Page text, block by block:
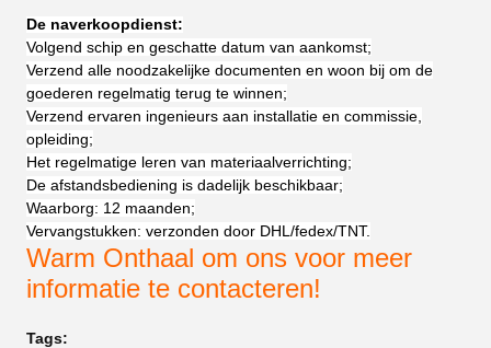
De naverkoopdienst:
Volgend schip en geschatte datum van aankomst;
Verzend alle noodzakelijke documenten en woon bij om de
goederen regelmatig terug te winnen;
Verzend ervaren ingenieurs aan installatie en commissie,
opleiding;
Het regelmatige leren van materiaalverrichting;
De afstandsbediening is dadelijk beschikbaar;
Waarborg: 12 maanden;
Vervangstukken: verzonden door DHL/fedex/TNT.
Warm Onthaal om ons voor meer
informatie te contacteren!
Tags: